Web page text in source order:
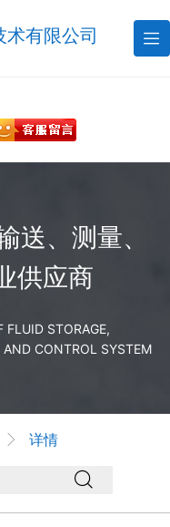
有限公司 
送、测量、
供应商
FLUID STORAGE,
CONTROL SYSTEM
 详情
